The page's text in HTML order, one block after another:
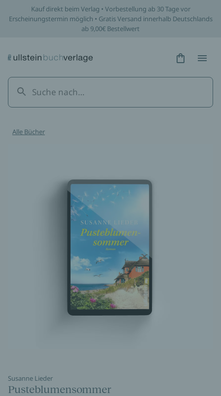
Kauf direkt beim Verlag • Vorbestellung ab 30 Tage vor
Erscheinungstermin möglich • Gratis Versand innerhalb Deutschlands
ab 9,00€ Bestellwert
Hidden
Alle Bücher
Susanne Lieder
Pusteblumensommer